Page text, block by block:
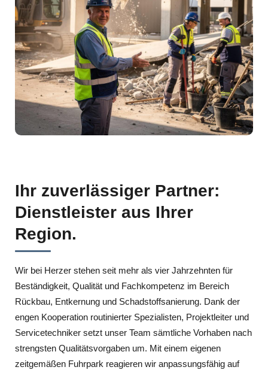
Ihr zuverlässiger Partner:
Dienstleister aus Ihrer
Region.
Wir bei Herzer stehen seit mehr als vier Jahrzehnten für
Beständigkeit, Qualität und Fachkompetenz im Bereich
Rückbau, Entkernung und Schadstoffsanierung. Dank der
engen Kooperation routinierter Spezialisten, Projektleiter und
Servicetechniker setzt unser Team sämtliche Vorhaben nach
strengsten Qualitätsvorgaben um. Mit einem eigenen
zeitgemäßen Fuhrpark reagieren wir anpassungsfähig auf